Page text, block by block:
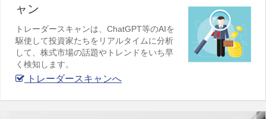
ャン
トレーダースキャンは、ChatGPT等のAIを
駆使して投資家たちをリアルタイムに分析
して、株式市場の話題やトレンドをいち早
く検知します。
トレーダースキャンへ